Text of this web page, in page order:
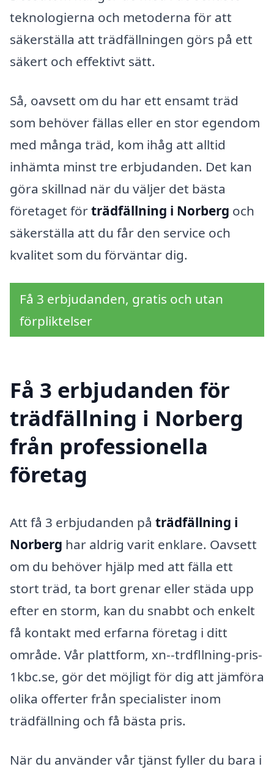
teknologierna och metoderna för att
säkerställa att trädfällningen görs på ett
säkert och effektivt sätt.
Så, oavsett om du har ett ensamt träd
som behöver fällas eller en stor egendom
med många träd, kom ihåg att alltid
inhämta minst tre erbjudanden. Det kan
göra skillnad när du väljer det bästa
företaget förträdfällning i Norberg och
säkerställa att du får den service och
kvalitet som du förväntar dig.
Få 3 erbjudanden, gratis och utan
förpliktelser
Få 3 erbjudanden för
trädfällning i Norberg
från professionella
företag
Att få 3 erbjudanden på trädfällning i
Norberg har aldrig varit enklare. Oavsett
om du behöver hjälp med att fälla ett
stort träd, ta bort grenar eller städa upp
efter en storm, kan du snabbt och enkelt
få kontakt med erfarna företag i ditt
område. Vår plattform, xn--trdfllning-pris-
1kbc.se, gör det möjligt för dig att jämföra
olika offerter från specialister inom
trädfällning och få bästa pris.
När du använder vår tjänst fyller du bara i